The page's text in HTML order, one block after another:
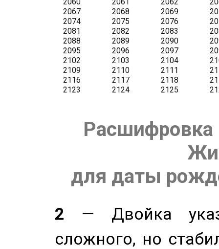
Расшифровка
для даты
2 — Двойка
сложного, но